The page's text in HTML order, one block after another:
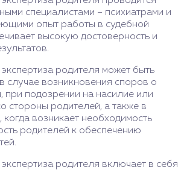
специалистами – психиатрами и
опыт работы в судебной
высокую достоверность и
родителя может быть
случае возникновения споров о
при подозрении на насилие или
стороны родителей, а также в
когда возникает необходимость
родителей к обеспечению
родителя включает в себя